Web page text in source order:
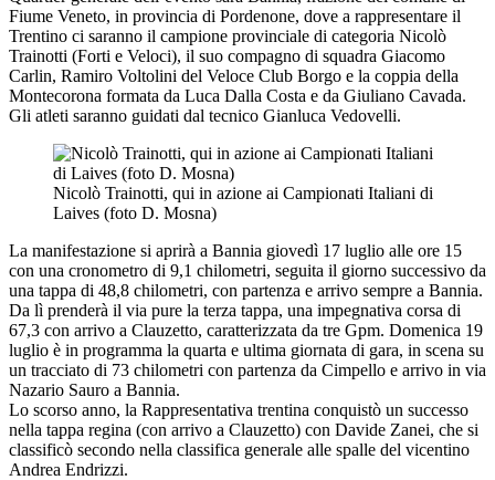
Fiume Veneto, in provincia di Pordenone, dove a rappresentare il
Trentino ci saranno il campione provinciale di categoria Nicolò
Trainotti (Forti e Veloci), il suo compagno di squadra Giacomo
Carlin, Ramiro Voltolini del Veloce Club Borgo e la coppia della
Montecorona formata da Luca Dalla Costa e da Giuliano Cavada.
Gli atleti saranno guidati dal tecnico Gianluca Vedovelli.
Nicolò Trainotti, qui in azione ai Campionati Italiani di
Laives (foto D. Mosna)
La manifestazione si aprirà a Bannia giovedì 17 luglio alle ore 15
con una cronometro di 9,1 chilometri, seguita il giorno successivo da
una tappa di 48,8 chilometri, con partenza e arrivo sempre a Bannia.
Da lì prenderà il via pure la terza tappa, una impegnativa corsa di
67,3 con arrivo a Clauzetto, caratterizzata da tre Gpm. Domenica 19
luglio è in programma la quarta e ultima giornata di gara, in scena su
un tracciato di 73 chilometri con partenza da Cimpello e arrivo in via
Nazario Sauro a Bannia.
Lo scorso anno, la Rappresentativa trentina conquistò un successo
nella tappa regina (con arrivo a Clauzetto) con Davide Zanei, che si
classificò secondo nella classifica generale alle spalle del vicentino
Andrea Endrizzi.